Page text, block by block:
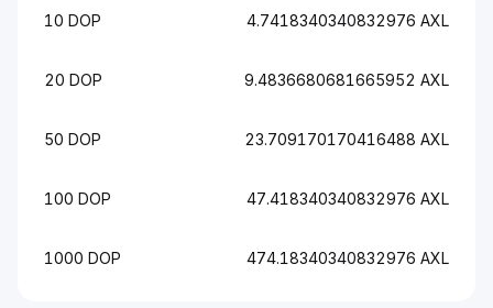
10 DOP 4.7418340340832976 AXL
20 DOP 9.4836680681665952 AXL
50 DOP 23.709170170416488 AXL
100 DOP 47.418340340832976 AXL
1000 DOP 474.18340340832976 AXL